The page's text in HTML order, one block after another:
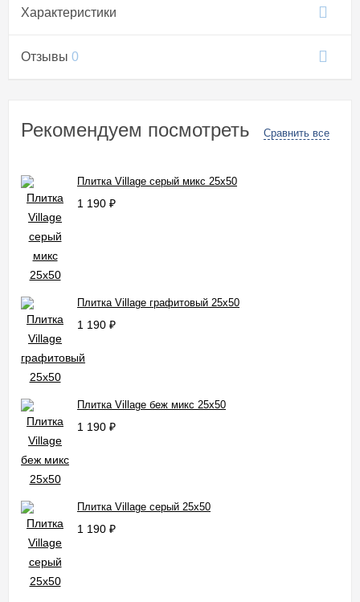
Характеристики
Отзывы 0
Рекомендуем посмотреть Сравнить все
Плитка Village серый микс 25x50
1 190 ₽
Плитка Village графитовый 25x50
1 190 ₽
Плитка Village беж микс 25x50
1 190 ₽
Плитка Village серый 25x50
1 190 ₽